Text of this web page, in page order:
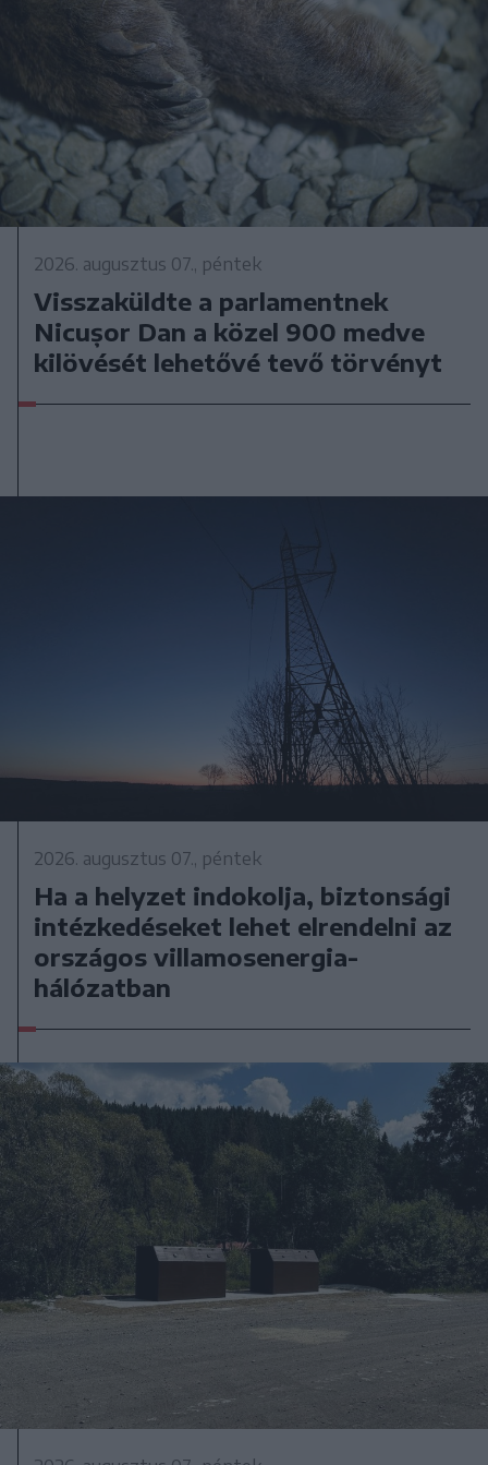
2026. augusztus 07., péntek
Visszaküldte a parlamentnek
Nicușor Dan a közel 900 medve
kilövését lehetővé tevő törvényt
2026. augusztus 07., péntek
Ha a helyzet indokolja, biztonsági
intézkedéseket lehet elrendelni az
országos villamosenergia-
hálózatban